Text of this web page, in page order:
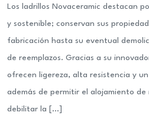
Los ladrillos Novaceramic destacan
y sostenible; conservan sus
fabricación hasta su eventual
de reemplazos. Gracias a su
ofrecen ligereza, alta resistencia y
además de permitir el alojamiento de
debilitar la […]